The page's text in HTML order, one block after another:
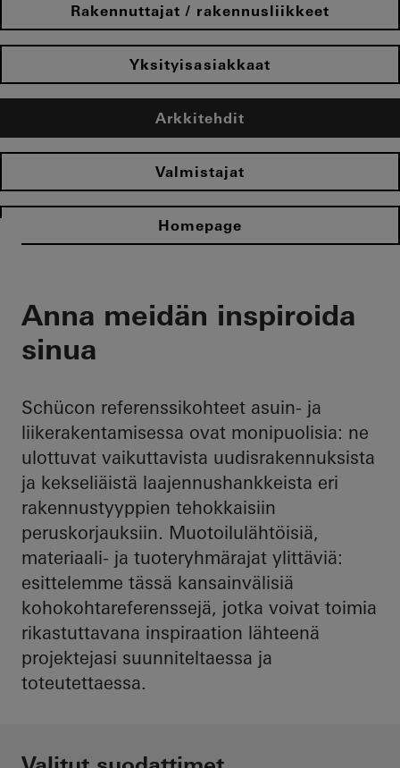
Rakennuttajat / rakennusliikkeet
Yksityisasiakkaat
Arkkitehdit
Valmistajat
Homepage
Anna meidän inspiroida
sinua
Schücon referenssikohteet asuin- ja
liikerakentamisessa ovat monipuolisia: ne
ulottuvat vaikuttavista uudisrakennuksista
ja kekseliäistä laajennushankkeista eri
rakennustyyppien tehokkaisiin
peruskorjauksiin. Muotoilulähtöisiä,
materiaali- ja tuoteryhmärajat ylittäviä:
esittelemme tässä kansainvälisiä
kohokohtareferenssejä, jotka voivat toimia
rikastuttavana inspiraation lähteenä
projektejasi suunniteltaessa ja
toteutettaessa.